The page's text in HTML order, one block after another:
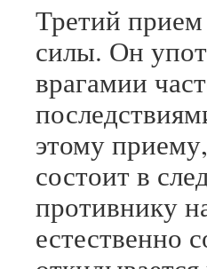
Третий прием
силы. Он
врагамии
этому
состоит в
противнику
естественно